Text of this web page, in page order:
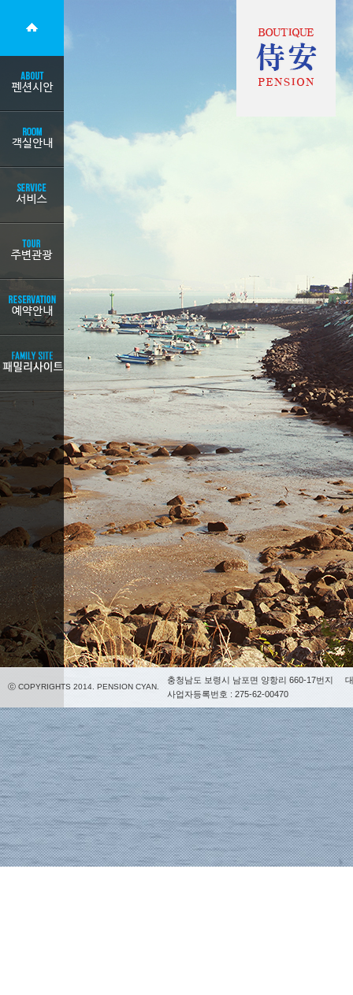
ⓒ COPYRIGHTS 2014. PENSION CYAN.
충청남도 보령시 남포면 양항리 660-17번지
사업자등록번호 : 275-62-00470